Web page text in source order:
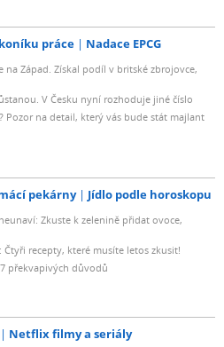
práce Nadace EPCG
Západ. Získal podíl v britské zbrojovce,
V Česku nyní rozhoduje jiné číslo
Pozor na detail, který vás bude stát majlant
pekárny Jídlo podle horoskopu
Zkuste k zelenině přidat ovoce,
recepty, které musíte letos zkusit!
překvapivých důvodů
Netflix filmy a seriály